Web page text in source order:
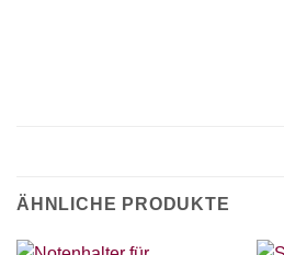
ÄHNLICHE PRODUKTEAKKORDZITHER